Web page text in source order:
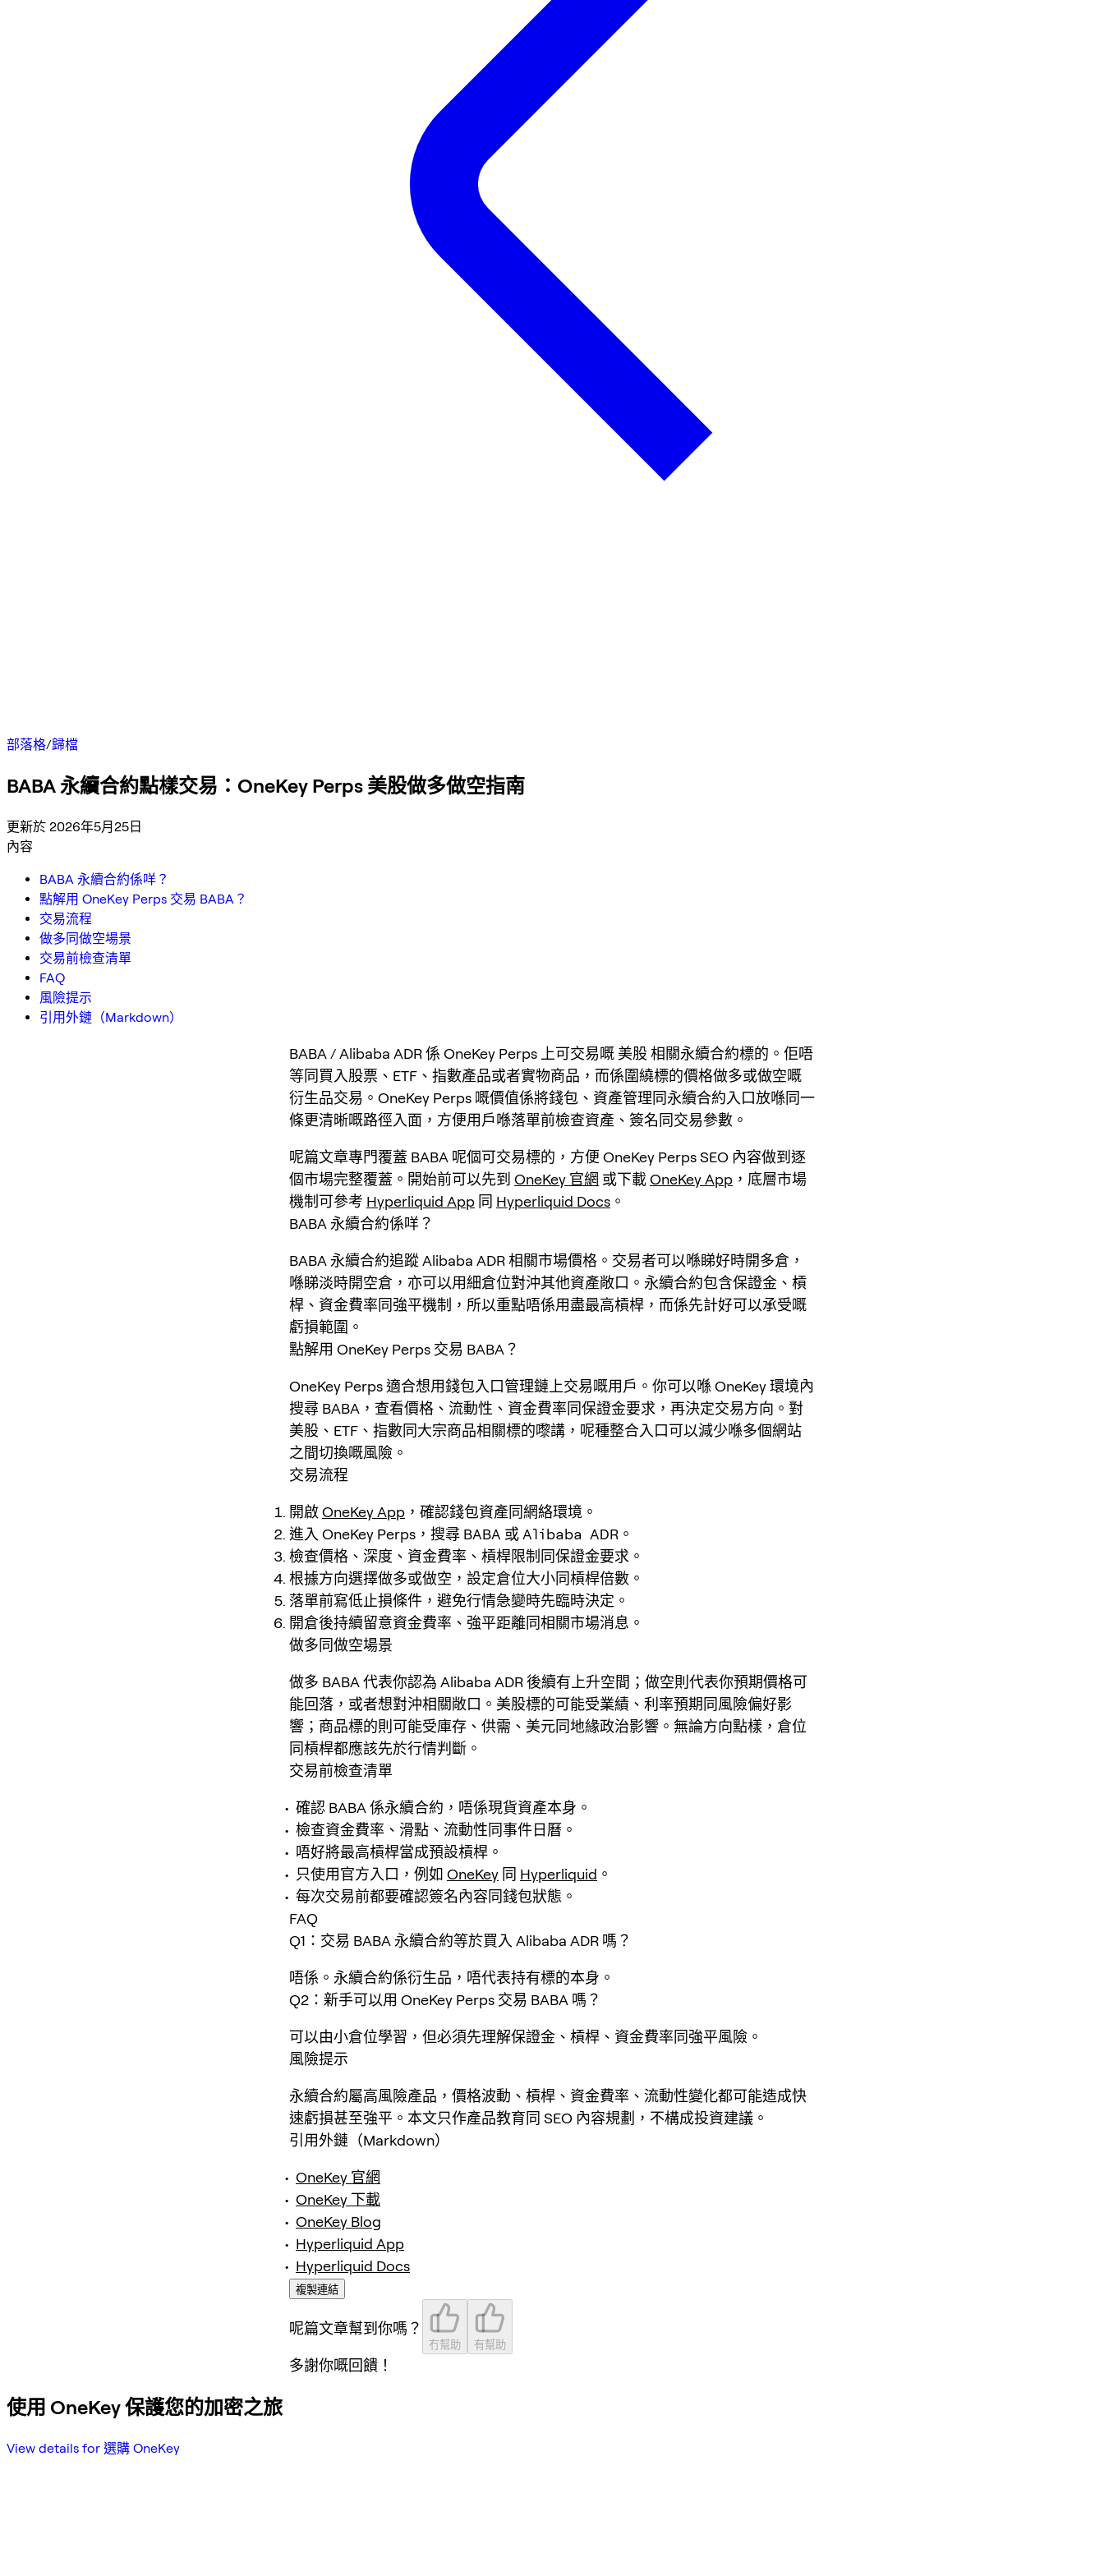
部落格/歸檔
BABA 永續合約點樣交易：OneKey Perps 美股做多做空指南
更新於 2026年5月25日
內容
BABA 永續合約係咩？
點解用 OneKey Perps 交易 BABA？
交易流程
做多同做空場景
交易前檢查清單
FAQ
風險提示
引用外鏈（Markdown）
BABA / Alibaba ADR 係 OneKey Perps 上可交易嘅 美股 相關永續合約標的。佢唔
等同買入股票、ETF、指數產品或者實物商品，而係圍繞標的價格做多或做空嘅
衍生品交易。OneKey Perps 嘅價值係將錢包、資產管理同永續合約入口放喺同一
條更清晰嘅路徑入面，方便用戶喺落單前檢查資產、簽名同交易參數。
呢篇文章專門覆蓋 BABA 呢個可交易標的，方便 OneKey Perps SEO 內容做到逐
個市場完整覆蓋。開始前可以先到 OneKey 官網 或下載OneKey App ，底層市場
機制可參考 Hyperliquid App 同 Hyperliquid Docs 。
BABA 永續合約係咩？
BABA 永續合約追蹤 Alibaba ADR 相關市場價格。交易者可以喺睇好時開多倉，
喺睇淡時開空倉，亦可以用細倉位對沖其他資產敞口。永續合約包含保證金、槓
桿、資金費率同強平機制，所以重點唔係用盡最高槓桿，而係先計好可以承受嘅
虧損範圍。
點解用 OneKey Perps 交易 BABA？
OneKey Perps 適合想用錢包入口管理鏈上交易嘅用戶。你可以喺 OneKey 環境內
搜尋 BABA，查看價格、流動性、資金費率同保證金要求，再決定交易方向。對
美股、ETF、指數同大宗商品相關標的嚟講，呢種整合入口可以減少喺多個網站
之間切換嘅風險。
交易流程
開啟OneKey App ，確認錢包資產同網絡環境。
進入 OneKey Perps，搜尋 BABA 或 Alibaba ADR 。
檢查價格、深度、資金費率、槓桿限制同保證金要求。
根據方向選擇做多或做空，設定倉位大小同槓桿倍數。
落單前寫低止損條件，避免行情急變時先臨時決定。
開倉後持續留意資金費率、強平距離同相關市場消息。
做多同做空場景
做多 BABA 代表你認為 Alibaba ADR 後續有上升空間；做空則代表你預期價格可
能回落，或者想對沖相關敞口。美股標的可能受業績、利率預期同風險偏好影
響；商品標的則可能受庫存、供需、美元同地緣政治影響。無論方向點樣，倉位
同槓桿都應該先於行情判斷。
交易前檢查清單
確認 BABA 係永續合約，唔係現貨資產本身。
檢查資金費率、滑點、流動性同事件日曆。
唔好將最高槓桿當成預設槓桿。
只使用官方入口，例如 OneKey 同 Hyperliquid 。
每次交易前都要確認簽名內容同錢包狀態。
FAQ
Q1：交易 BABA 永續合約等於買入 Alibaba ADR 嗎？
唔係。永續合約係衍生品，唔代表持有標的本身。
Q2：新手可以用 OneKey Perps 交易 BABA 嗎？
可以由小倉位學習，但必須先理解保證金、槓桿、資金費率同強平風險。
風險提示
永續合約屬高風險產品，價格波動、槓桿、資金費率、流動性變化都可能造成快
速虧損甚至強平。本文只作產品教育同 SEO 內容規劃，不構成投資建議。
引用外鏈（Markdown）
OneKey 官網
OneKey 下載
OneKey Blog
Hyperliquid App
Hyperliquid Docs
複製連結
呢篇文章幫到你嗎？
冇幫助 有幫助
多謝你嘅回饋！
使用 OneKey 保護您的加密之旅
View details for 選購 OneKey